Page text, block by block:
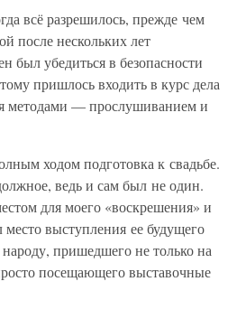
всё разрешилось, прежде чем
после нескольких лет
был убедиться в безопасности
пришлось входить в курс дела
методами — прослушиванием и
ходом подготовка к свадьбе.
ведь и сам был не один.
для моего «воскрешения» и
место выступления ее будущего
пришедшего не только на
посещающего выставочные